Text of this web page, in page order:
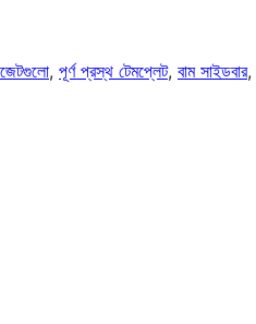
, পূর্ণ প্রস্থ টেমপ্লেট, বাম সাইডবার,